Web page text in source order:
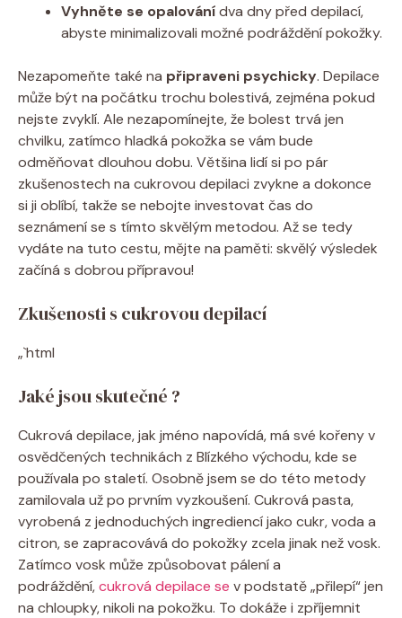
Vyhněte se opalovánídva dny před⁣ depilací,‍
abyste​ minimalizovali​ možné podráždění‌ pokožky.
Nezapomeňte také na připraveni psychicky. Depilace
může být ⁢na ⁣počátku trochu bolestivá, zejména pokud
⁣nejste zvyklí. Ale nezapomínejte, že bolest trvá‌ jen
chvilku, zatímco hladká pokožka se vám bude
odměňovat dlouhou⁤ dobu. Většina ⁢lidí‌ si po pár
zkušenostech na cukrovou‍ depilaci zvykne a dokonce
si⁣ ji ‍oblíbí, takže se nebojte investovat‌ čas do
seznámení se s tímto skvělým metodou. ⁤Až se tedy
vydáte na tuto cestu, mějte​ na paměti: skvělý⁢ výsledek
⁢začíná s⁢ dobrou přípravou!
Zkušenosti ⁤s cukrovou depilací
„`html
Jaké jsou ‍skutečné ?
Cukrová ⁣depilace, jak⁣ jméno ⁢napovídá, má své‌ kořeny v
⁢osvědčených technikách z‍ Blízkého východu, kde se‍
používala po staletí. Osobně ⁣jsem se do této ​metody⁢
zamilovala už⁢ po prvním vyzkoušení. Cukrová pasta,
vyrobená z ⁣jednoduchých‍ ingrediencí⁤ jako cukr, voda a
citron, se zapracovává do‍ pokožky⁣ zcela‌ jinak než vosk.
‍Zatímco vosk může způsobovat pálení a
podráždění,cukrová depilace se v ​podstatě „přilepí“‍ jen
na chloupky, nikoli na pokožku.⁢ To dokáže​ i ​zpříjemnit